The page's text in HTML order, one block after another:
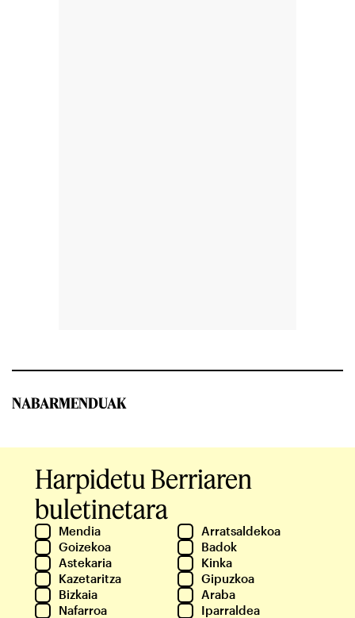
NABARMENDUAK
Harpidetu Berriaren
buletinetara
Mendia
Arratsaldekoa
Goizekoa
Badok
Astekaria
Kinka
Kazetaritza
Gipuzkoa
Bizkaia
Araba
Nafarroa
Iparraldea